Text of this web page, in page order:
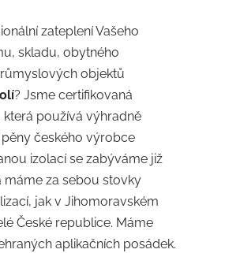
zateplení Vašeho
skladu, obytného
objektů
? Jsme certifikovaná
která používá výhradně
českého výrobce
izolací se zabýváme již
máme za sebou stovky
jak v Jihomoravském
České republice. Máme
aplikačních posádek.